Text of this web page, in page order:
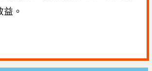
益 。